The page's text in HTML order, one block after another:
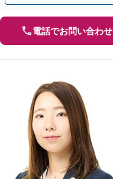
電話でお問い合わせ